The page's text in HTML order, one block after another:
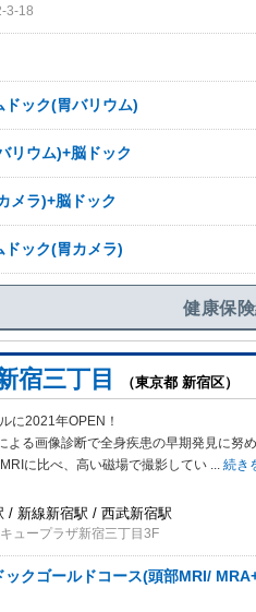
3-18
ドック(胃バリウム)
リウム)+脳ドック
メラ)+脳ドック
ドック(胃カメラ)
健康保
宿三丁目 （東京都 新宿区）
に2021年OPEN！
よる画像診断で全身疾患の早期発見に努
に比べ、高い磁場で撮影してい ... 続き
/ 新線新宿駅 / 西武新宿駅
ュープラザ新宿三丁目3F
ックゴールドコース(頭部MRI/